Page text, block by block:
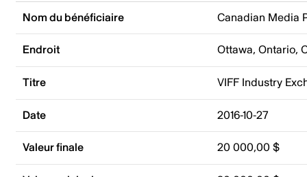
Nom du bénéficiaire Canadian Media
Endroit Ottawa, Ontario,
Titre VIFF Industry
Date 2016-10-27
Valeur finale 20 000,00 $